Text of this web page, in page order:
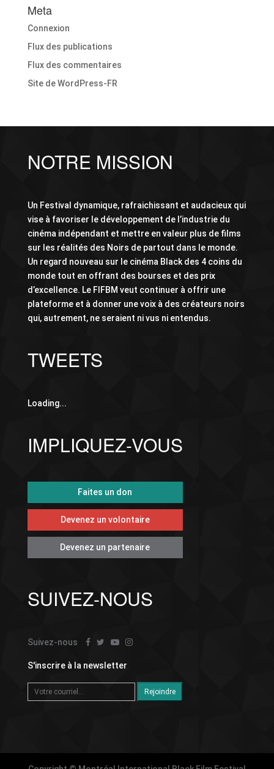
Meta
Connexion
Flux des publications
Flux des commentaires
Site de WordPress-FR
NOTRE MISSION
Un Festival dynamique, rafraichissant et audacieux qui
vise à favoriser le développement de l’industrie du
cinéma indépendant et mettre en valeur plus de films
sur les réalités des Noirs de partout dans le monde.
Un regard nouveau sur le cinéma Black des 4 coins du
monde tout en offrant des bourses et des prix
d’excellence. Le FIFBM veut continuer à offrir une
plateforme et à donner une voix à des créateurs noirs
qui, autrement, ne seraient ni vus ni entendus.
TWEETS
Loading...
IMPLIQUEZ-VOUS
Faites un don
Devenez un volontaire
Devenez un partenaire
SUIVEZ-NOUS
Suivez-nous
S'inscrire à la newsletter